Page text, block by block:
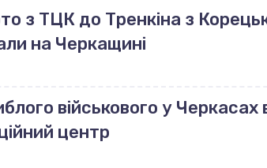
з ТЦК до Тренкіна з
на Черкащині
військового у Черкасах
центр